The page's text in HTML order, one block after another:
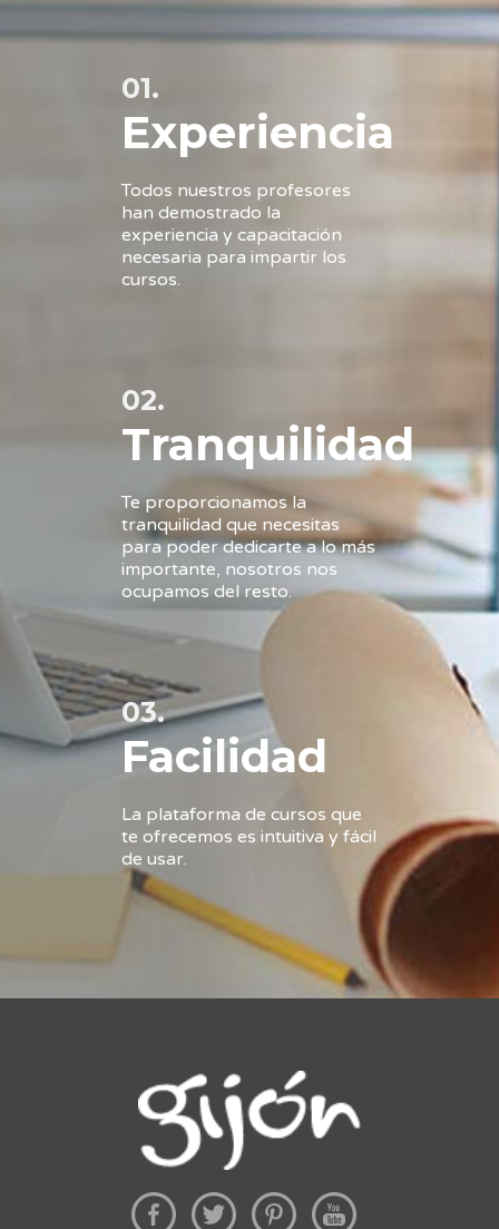
01.
Experiencia
Todos nuestros profesores
han demostrado la
experiencia y capacitación
necesaria para impartir los
cursos.
02.
Tranquilidad
Te proporcionamos la
tranquilidad que necesitas
para poder dedicarte a lo más
importante, nosotros nos
ocupamos del resto.
03.
Facilidad
La plataforma de cursos que
te ofrecemos es intuitiva y fácil
de usar.